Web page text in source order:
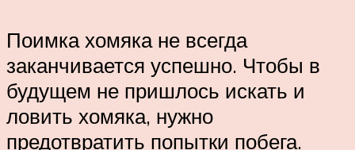
Поимка хомяка не всегда
заканчивается успешно. Чтобы в
будущем не пришлось искать и
ловить хомяка, нужно
предотвратить попытки побега.